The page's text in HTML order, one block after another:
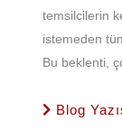
temsilcilerin
istemeden
Bu beklenti,
Blog